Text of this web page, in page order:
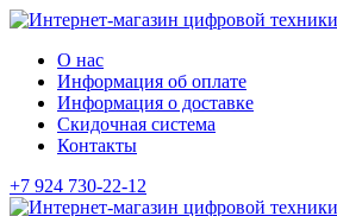
О нас
Информация об оплате
Информация о доставке
Скидочная система
Контакты
+7 924 730-22-12